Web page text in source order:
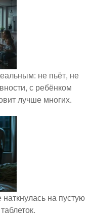
не пьёт, не
с ребёнком
лучше многих.
на пустую